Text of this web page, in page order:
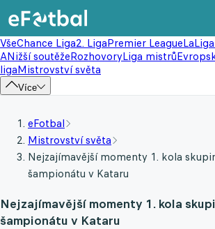
VšeChance Liga2. LigaPremier LeagueLaLiga
ANižší soutěžeRozhovoryLiga mistrů
ligaMistrovství světa
Více
eFotbal
Mistrovství světa
Nejzajímavější momenty 1. kola
šampionátu v Kataru
Nejzajímavější momenty 1. kola
šampionátu v Kataru